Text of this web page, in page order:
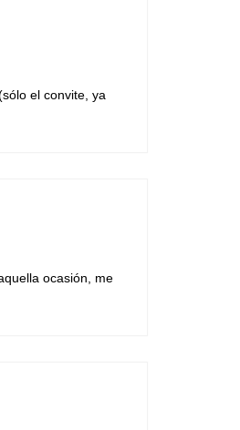
el convite, ya
ocasión, me